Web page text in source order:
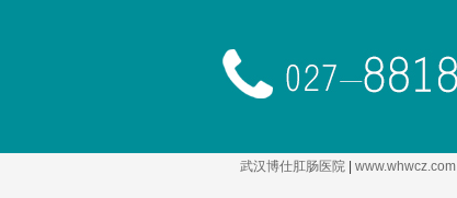
武汉博仕肛肠医院| www.whwcz.com